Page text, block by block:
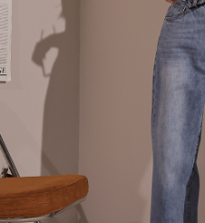
Perkhidmatan ini disediakan oleh
yang membolehkan pelanggan
melalui perkhidmatan ini pada
atau pembayaran ansuran akan
Syarikat, dan pelanggan hendaklah
perjanjian menggunakan sistem bil
Untuk memenuhi hubungan kontrak
penggunaan OP Pay Later,
anda (termasuk nama, nombor
tujuan pengumpulan, pemprosesan
diperlukan untuk pengebilan
NT$10,000. Amaun diperakui
keputusan pensijilan dan semakan
2. Amaun perbelanjaan minimum
3. Pada masa ini hanya tersedia
Ketiga, Syarat Perkhidmatan
Perkhidmatan AFTEE Beli
Taiwan, Inc. dan AFTEE akan
akan menggunakan data peribadi
pembeli, no. telefon, nama
penggunaan perkhidmatan. Sila
Data Peribadi, Pemprosesan,
(https://aftee.tw/privacypolicy/ ) untuk
宅配
NT$100/pesanan |
NT$2,500 atau lebih